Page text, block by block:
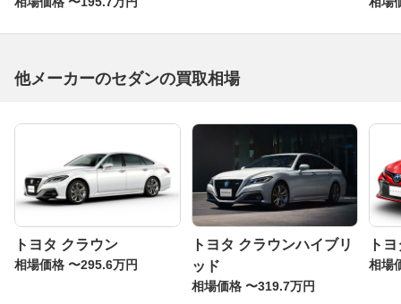
他メーカーのセダンの買取相場
トヨタ クラウン
相場価格 〜295.6万円
トヨタ クラウンハイブリ
ッド
相場価格 〜319.7万円
ト
相場